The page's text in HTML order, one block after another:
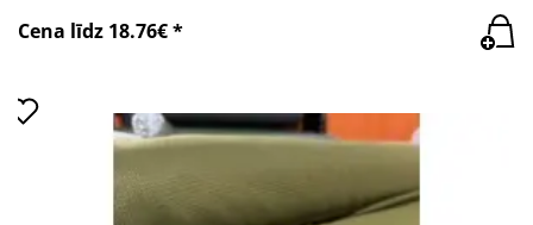
Cena līdz 18.76€ *